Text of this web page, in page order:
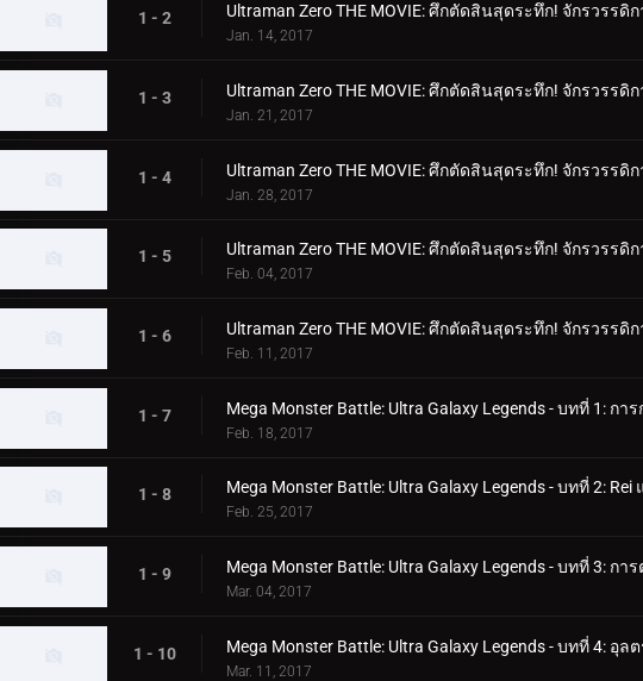
1 - 2 Ultraman Zero THE MOVIE: ศึกตัดสินสุดระทึก! จักรวรร
Jan. 14, 2017
1 - 3 Ultraman Zero THE MOVIE: ศึกตัดสินสุดระทึก! จักรวรรดิ
Jan. 21, 2017
1 - 4 Ultraman Zero THE MOVIE: ศึกตัดสินสุดระทึก! จักรวรร
Jan. 28, 2017
1 - 5 Ultraman Zero THE MOVIE: ศึกตัดสินสุดระทึก! จักรวรรดิ
Feb. 04, 2017
1 - 6 Ultraman Zero THE MOVIE: ศึกตัดสินสุดระทึก! จักรวรรดิ
Feb. 11, 2017
1 - 7 Mega Monster Battle: Ultra Galaxy Legends - บทที่ 1: การ
Feb. 18, 2017
1 - 8 Mega Monster Battle: Ultra Galaxy Legends - บทที่ 2: Rei
Feb. 25, 2017
1 - 9 Mega Monster Battle: Ultra Galaxy Legends - บทที่ 3: ก
Mar. 04, 2017
1 - 10 Mega Monster Battle: Ultra Galaxy Legends - บทที่ 4: อุ
Mar. 11, 2017